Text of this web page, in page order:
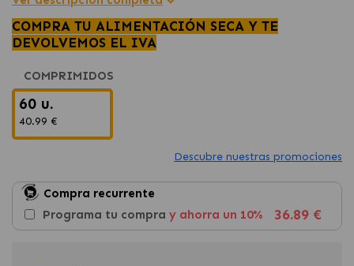
alivian el dolor.
COMPRA TU ALIMENTACIÓN SECA Y TE
DEVOLVEMOS EL IVA
COMPRIMIDOS
60 u.
40.99 €
Descubre nuestras promociones
Compra recurrente
Programa tu compra y ahorra un 10% 36.89 €